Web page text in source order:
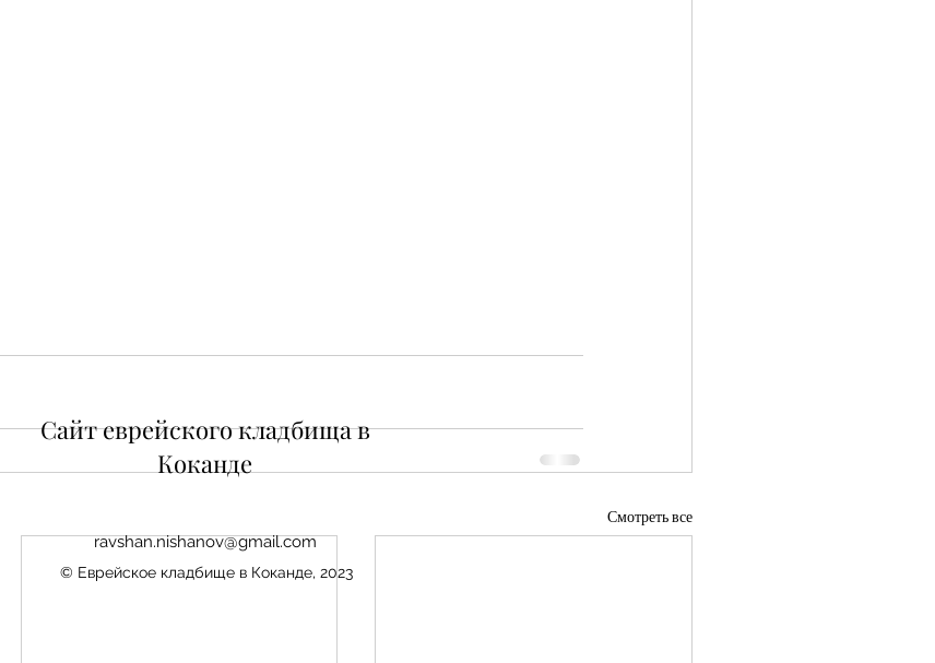
Смотреть все
Сайт еврейского кладбища в
Коканде
ravshan.nishanov@gmail.com
© Еврейское кладбище в Коканде, 2023